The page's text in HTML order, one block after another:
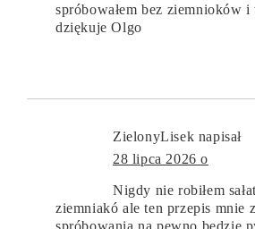
spróbowałem bez ziemnioków
dziękuje Olgo
ZielonyLisek napisał
28 lipca 2026 o
Nigdy nie robiłem
ziemniakó ale ten przepis mnie
spróbowania na pewno będzie